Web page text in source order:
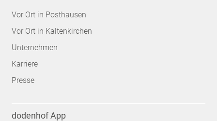
Vor Ort in Posthausen
Vor Ort in Kaltenkirchen
Unternehmen
Karriere
Presse
dodenhof App